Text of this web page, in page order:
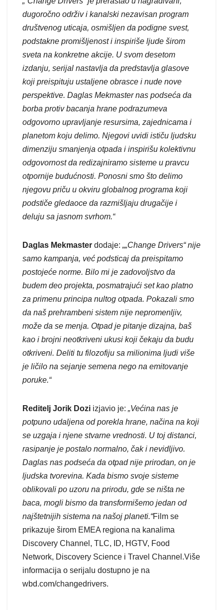
dugoročno održiv i kanalski nezavisan program
društvenog uticaja, osmišljen da podigne svest,
podstakne promišljenost i inspiriše ljude širom
sveta na konkretne akcije. U svom desetom
izdanju, serijal nastavlja da predstavlja glasove
koji preispituju ustaljene obrasce i nude nove
perspektive. Daglas Mekmaster nas podseća da
borba protiv bacanja hrane podrazumeva
odgovorno upravljanje resursima, zajednicama i
planetom koju delimo. Njegovi uvidi ističu ljudsku
dimenziju smanjenja otpada i inspirišu kolektivnu
odgovornost da redizajniramo sisteme u pravcu
otpornije budućnosti. Ponosni smo što delimo
njegovu priču u okviru globalnog programa koji
podstiče gledaoce da razmišljaju drugačije i
deluju sa jasnom svrhom.“
Daglas Mekmaster dodaje: „„Change Drivers“ nije
samo kampanja, već podsticaj da preispitamo
postojeće norme. Bilo mi je zadovoljstvo da
budem deo projekta, posmatrajući set kao platno
za primenu principa nultog otpada. Pokazali smo
da naš prehrambeni sistem nije nepromenljiv,
može da se menja. Otpad je pitanje dizajna, baš
kao i brojni neotkriveni ukusi koji čekaju da budu
otkriveni. Deliti tu filozofiju sa milionima ljudi više
je ličilo na sejanje semena nego na emitovanje
poruke.“
Reditelj Jorik Dozi izjavio je: „Većina nas je
potpuno udaljena od porekla hrane, načina na koji
se uzgaja i njene stvarne vrednosti. U toj distanci,
rasipanje je postalo normalno, čak i nevidljivo.
Daglas nas podseća da otpad nije prirodan, on je
ljudska tvorevina. Kada bismo svoje sisteme
oblikovali po uzoru na prirodu, gde se ništa ne
baca, mogli bismo da transformišemo jedan od
najštetnijih sistema na našoj planeti.“Film se
prikazuje širom EMEA regiona na kanalima
Discovery Channel, TLC, ID, HGTV, Food
Network, Discovery Science i Travel Channel.Više
informacija o serijalu dostupno je na
wbd.com/changedrivers.